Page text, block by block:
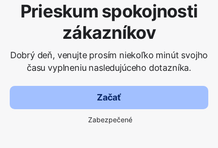
Prieskum spokojnosti
zákazníkov
Dobrý deň, venujte prosím niekoľko minút svojho
času vyplneniu nasledujúceho dotazníka.
Začať
Zabezpečené